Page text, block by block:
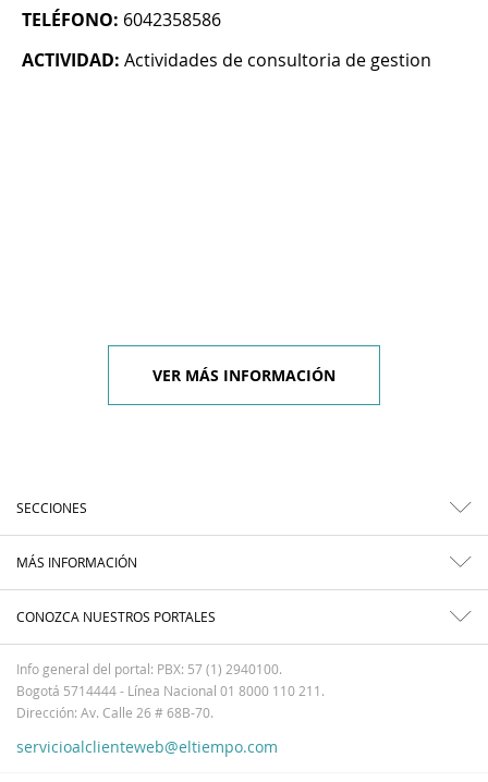
TELÉFONO: 6042358586
ACTIVIDAD: Actividades de consultoria de gestion
VER MÁS INFORMACIÓN
SECCIONES
MÁS INFORMACIÓN
CONOZCA NUESTROS PORTALES
Info general del portal: PBX: 57 (1) 2940100.
Bogotá 5714444 - Línea Nacional 01 8000 110 211.
Dirección: Av. Calle 26 # 68B-70.
servicioalclienteweb@eltiempo.com